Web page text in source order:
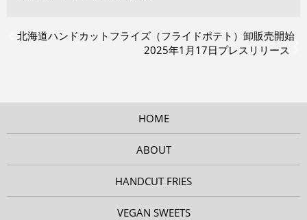
北海道ハンドカットフライズ（フライドポテト）卸販売開始
2025年1月17日プレスリリース
HOME
ABOUT
HANDCUT FRIES
VEGAN SWEETS